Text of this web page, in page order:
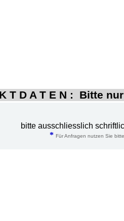
T D A T E N : Bitte
bitte ausschliesslich
* Für Anfragen nutzen Sie